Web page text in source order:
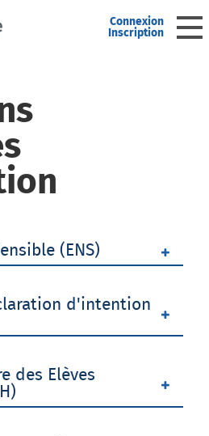
Connexion
Inscription
demandes
(ENS)
d'intention
des Elèves